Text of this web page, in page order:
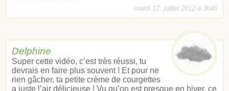
mardi 17, juillet 2012 à 3h45
Delphine
Super cette vidéo, c’est très réussi, tu
devrais en faire plus souvent ! Et pour ne
rien gâcher, ta petite crème de courgettes
a juste l’air délicieuse ! Vu qu’on est presque en hiver, ce